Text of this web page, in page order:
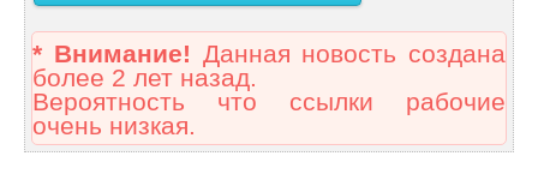
* Внимание! Данная новость создана
более 2 лет назад.
Вероятность что ссылки рабочие
очень низкая.